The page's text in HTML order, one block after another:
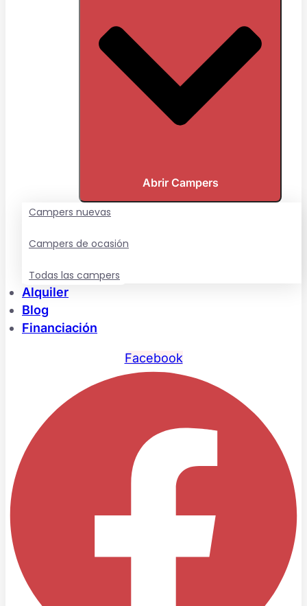
Abrir Campers
Campers nuevas
Campers de ocasión
Todas las campers
Alquiler
Blog
Financiación
Facebook